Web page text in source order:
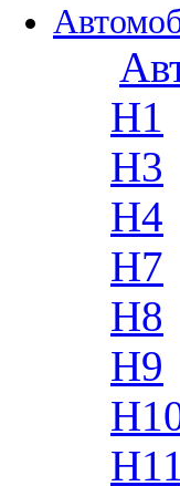
H1
H3
H4
H7
H8
H9
H11